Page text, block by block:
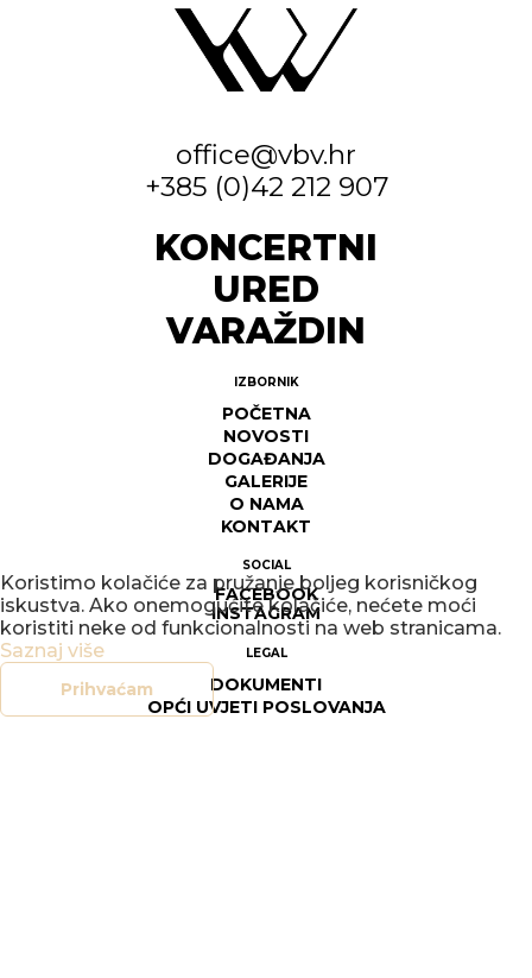
office@vbv.hr
+385 (0)42 212 907
KONCERTNI
URED
VARAŽDIN
IZBORNIK
POČETNA
NOVOSTI
DOGAĐANJA
GALERIJE
O NAMA
KONTAKT
SOCIAL
FACEBOOK
INSTAGRAM
LEGAL
DOKUMENTI
OPĆI UVJETI POSLOVANJA
Koristimo kolačiće za pružanje boljeg korisničkog
iskustva. Ako onemogućite kolačiće, nećete moći
koristiti neke od funkcionalnosti na web stranicama.
Saznaj više
Prihvaćam